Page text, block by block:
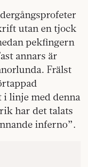
utan en tjock
pekfingern
annars är
Frälst
linje med denna
har det talats
inferno”.